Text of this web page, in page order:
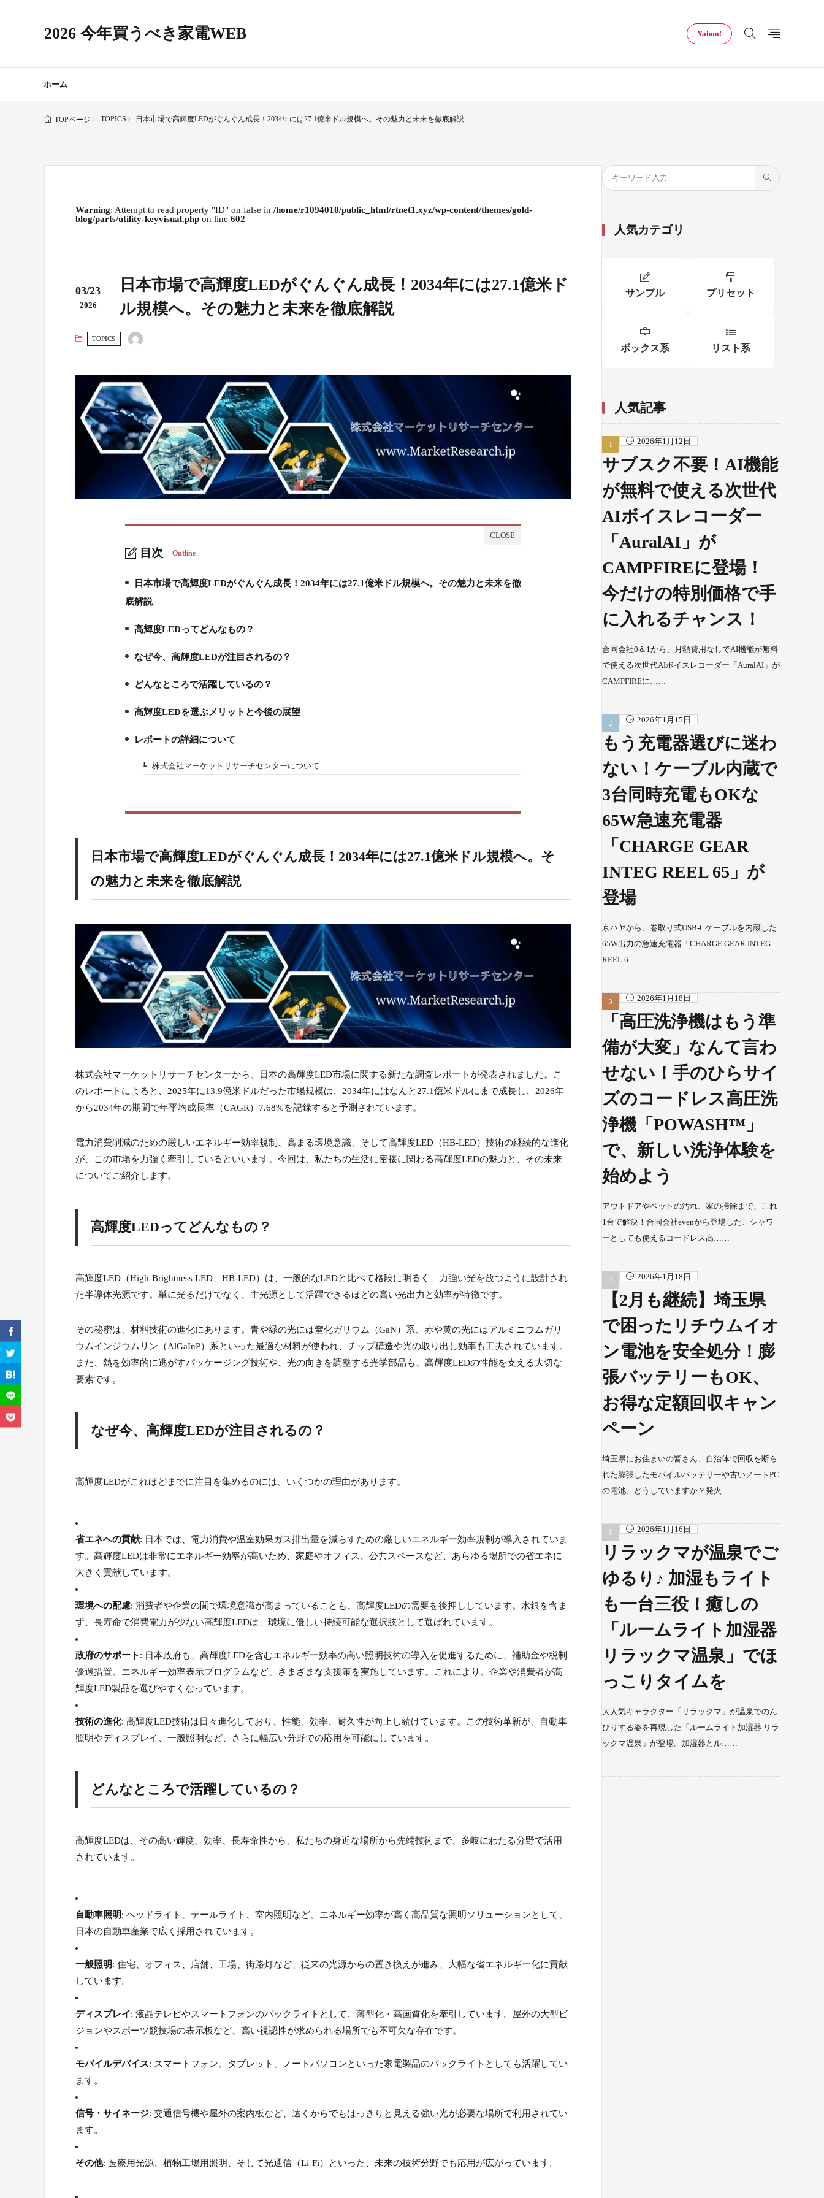
2026 今年買うべき家電WEB Yahoo!
ホーム
TOPページ TOPICS 日本市場で高輝度LEDがぐんぐん成長！2034年には27.1億米ドル規模へ。その魅力と未来を徹底解説
Warning: Attempt to read property "ID" on false in /home/r1094010/public_html/rtnet1.xyz/wp-content/themes/gold-
blog/parts/utility-keyvisual.php on line 602
03/23
2026
日本市場で高輝度LEDがぐんぐん成長！2034年には27.1億米ド
ル規模へ。その魅力と未来を徹底解説
TOPICS
目次 Outline
1.
日本市場で高輝度LEDがぐんぐん成長！2034年には27.1億米ドル規模へ。その魅力と未来を徹
底解説
2.
高輝度LEDってどんなもの？
なぜ今、高輝度LEDが注目されるの？
どんなところで活躍しているの？
5.
高輝度LEDを選ぶメリットと今後の展望
6.
レポートの詳細について
6-1.株式会社マーケットリサーチセンターについて
日本市場で高輝度LEDがぐんぐん成長！2034年には27.1億米ドル規模へ。そ
の魅力と未来を徹底解説
株式会社マーケットリサーチセンターから、日本の高輝度LED市場に関する新たな調査レポートが発表されました。こ
のレポートによると、2025年に13.9億米ドルだった市場規模は、2034年にはなんと27.1億米ドルにまで成長し、2026年
から2034年の期間で年平均成長率（CAGR）7.68%を記録すると予測されています。
電力消費削減のための厳しいエネルギー効率規制、高まる環境意識、そして高輝度LED（HB-LED）技術の継続的な進化
が、この市場を力強く牽引しているといいます。今回は、私たちの生活に密接に関わる高輝度LEDの魅力と、その未来
についてご紹介します。
高輝度LEDってどんなもの？
高輝度LED（High-Brightness LED、HB-LED）は、一般的なLEDと比べて格段に明るく、力強い光を放つように設計され
た半導体光源です。単に光るだけでなく、主光源として活躍できるほどの高い光出力と効率が特徴です。
その秘密は、材料技術の進化にあります。青や緑の光には窒化ガリウム（GaN）系、赤や黄の光にはアルミニウムガリ
ウムインジウムリン（AlGaInP）系といった最適な材料が使われ、チップ構造や光の取り出し効率も工夫されています。
また、熱を効率的に逃がすパッケージング技術や、光の向きを調整する光学部品も、高輝度LEDの性能を支える大切な
要素です。
なぜ今、高輝度LEDが注目されるの？
高輝度LEDがこれほどまでに注目を集めるのには、いくつかの理由があります。
省エネへの貢献: 日本では、電力消費や温室効果ガス排出量を減らすための厳しいエネルギー効率規制が導入されていま
す。高輝度LEDは非常にエネルギー効率が高いため、家庭やオフィス、公共スペースなど、あらゆる場所での省エネに
大きく貢献しています。
環境への配慮: 消費者や企業の間で環境意識が高まっていることも、高輝度LEDの需要を後押ししています。水銀を含ま
ず、長寿命で消費電力が少ない高輝度LEDは、環境に優しい持続可能な選択肢として選ばれています。
政府のサポート : 日本政府も、高輝度LEDを含むエネルギー効率の高い照明技術の導入を促進するために、補助金や税制
優遇措置、エネルギー効率表示プログラムなど、さまざまな支援策を実施しています。これにより、企業や消費者が高
輝度LED製品を選びやすくなっています。
技術の進化: 高輝度LED技術は日々進化しており、性能、効率、耐久性が向上し続けています。この技術革新が、自動車
照明やディスプレイ、一般照明など、さらに幅広い分野での応用を可能にしています。
どんなところで活躍しているの？
高輝度LEDは、その高い輝度、効率、長寿命性から、私たちの身近な場所から先端技術まで、多岐にわたる分野で活用
されています。
自動車照明: ヘッドライト、テールライト、室内照明など、エネルギー効率が高く高品質な照明ソリューションとして、
日本の自動車産業で広く採用されています。
一般照明: 住宅、オフィス、店舗、工場、街路灯など、従来の光源からの置き換えが進み、大幅な省エネルギー化に貢献
しています。
ディスプレイ: 液晶テレビやスマートフォンのバックライトとして、薄型化・高画質化を牽引しています。屋外の大型ビ
ジョンやスポーツ競技場の表示板など、高い視認性が求められる場所でも不可欠な存在です。
モバイルデバイス: スマートフォン、タブレット、ノートパソコンといった家電製品のバックライトとしても活躍してい
ます。
信号・サイネージ: 交通信号機や屋外の案内板など、遠くからでもはっきりと見える強い光が必要な場所で利用されてい
ます。
その他: 医療用光源、植物工場用照明、そして光通信（Li-Fi）といった、未来の技術分野でも応用が広がっています。
人気カテゴリ
サンプル プリセット
ボックス系 リスト系
人気記事
2026年1月12日
サブスク不要！AI機能
が無料で使える次世代
AIボイスレコーダー
「AuralAI」が
CAMPFIREに登場！
今だけの特別価格で手
に入れるチャンス！
合同会社0＆1から、月額費用なしでAI機能が無料
で使える次世代AIボイスレコーダー「AuralAI」が
CAMPFIREに……
2026年1月15日
もう充電器選びに迷わ
ない！ケーブル内蔵で
3台同時充電もOKな
65W急速充電器
「CHARGE GEAR
INTEG REEL 65」が
登場
京ハヤから、巻取り式USB-Cケーブルを内蔵した
65W出力の急速充電器「CHARGE GEAR INTEG
REEL 6……
2026年1月18日
「高圧洗浄機はもう準
備が大変」なんて言わ
せない！手のひらサイ
ズのコードレス高圧洗
浄機「POWASH™」
で、新しい洗浄体験を
始めよう
アウトドアやペットの汚れ、家の掃除まで、これ
1台で解決！合同会社evenから登場した、シャワ
ーとしても使えるコードレス高……
2026年1月18日
【2月も継続】埼玉県
で困ったリチウムイオ
ン電池を安全処分！膨
張バッテリーもOK、
お得な定額回収キャン
ペーン
埼玉県にお住まいの皆さん、自治体で回収を断ら
れた膨張したモバイルバッテリーや古いノートPC
の電池、どうしていますか？発火……
2026年1月16日
リラックマが温泉でご
ゆるり♪ 加湿もライト
も一台三役！癒しの
「ルームライト加湿器
リラックマ温泉」でほ
っこりタイムを
大人気キャラクター「リラックマ」が温泉でのん
びりする姿を再現した「ルームライト加湿器 リラ
ックマ温泉」が登場。加湿器とル……